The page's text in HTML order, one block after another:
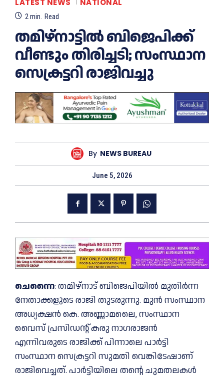
2 min. Read
തമിഴ്നാട്ടില്‍ ബിജെപിക്ക്
വീണ്ടും തിരിച്ചടി; സംസ്ഥാന
സെക്രട്ടറി രാജിവച്ചു
By NEWS BUREAU
June 5, 2026
ചെന്നൈ: തമിഴ്‌നാട് ബിജെപിയില്‍ മുതിർന്ന
നേതാക്കളുടെ രാജി തുടരുന്നു. മുൻ സംസ്ഥാന
അധ്യക്ഷൻ കെ. അണ്ണാമലൈ, സംസ്ഥാന
വൈസ് പ്രസിഡന്റ് കരു നാഗരാജൻ
എന്നിവരുടെ രാജിക്ക് പിന്നാലെ പാർട്ടി
സംസ്ഥാന സെക്രട്ടറി സുമതി വെങ്കിടേഷാണ്
രാജിവെച്ചത്. പാർട്ടിയിലെ തന്റെ ചുമതലകള്‍